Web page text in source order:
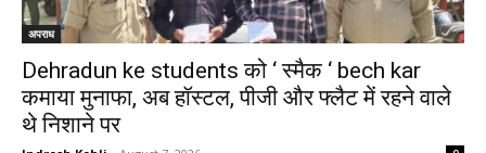
अपराध
Dehradun ke students को ‘ स्मैक ‘ bech kar
कमाया मुनाफा, अब हॉस्टल, पीजी और फ्लैट में रहने वाले
थे निशाने पर